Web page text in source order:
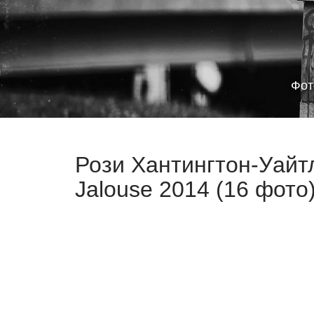
Рози Хантингтон-
Jalouse 2014 (16 фото)